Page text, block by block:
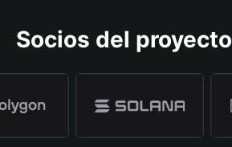
Socios del proyecto